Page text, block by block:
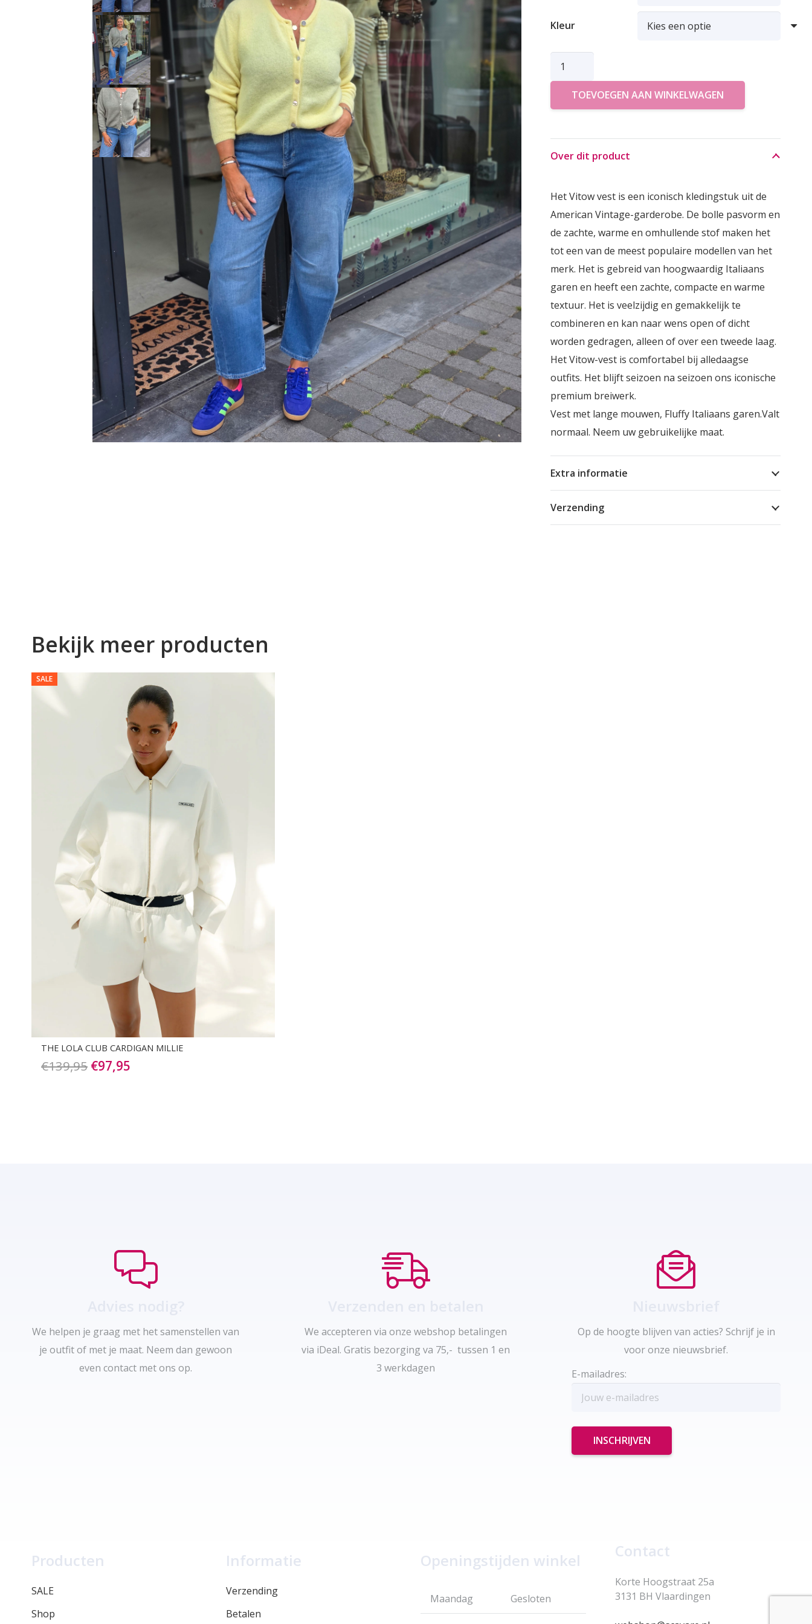
Kleur
AMERICAN
VINTAGE
VESTTOEVOEGEN AAN WINKELWAGEN
Over dit product
Het Vitow vest is een iconisch kledingstuk uit de
American Vintage-garderobe. De bolle pasvorm en
de zachte, warme en omhullende stof maken het
tot een van de meest populaire modellen van het
merk. Het is gebreid van hoogwaardig Italiaans
garen en heeft een zachte, compacte en warme
textuur. Het is veelzijdig en gemakkelijk te
combineren en kan naar wens open of dicht
worden gedragen, alleen of over een tweede laag.
Het Vitow-vest is comfortabel bij alledaagse
outfits. Het blijft seizoen na seizoen ons iconische
premium breiwerk.
Vest met lange mouwen, Fluffy Italiaans garen.Valt
normaal. Neem uw gebruikelijke maat.
Extra informatie
Verzending
Bekijk meer producten
SALE
THE LOLA CLUB CARDIGAN MILLIE
€139,95 Oorspronkelijke
€97,95
We helpen je graag met het samenstellen van
je outfit of met je maat. Neem dan gewoon
even contact met ons op.
We accepteren via onze webshop betalingen
via iDeal. Gratis bezorging va 75,- tussen 1 en
3 werkdagen
Op de hoogte blijven van acties? Schrijf je in
voor onze nieuwsbrief.
E-mailadres:
Producten
SALE
Shop
Informatie
Verzending
Betalen
Openingstijden winkel
Maandag Gesloten
Contact
Korte Hoogstraat 25a
3131 BH Vlaardingen